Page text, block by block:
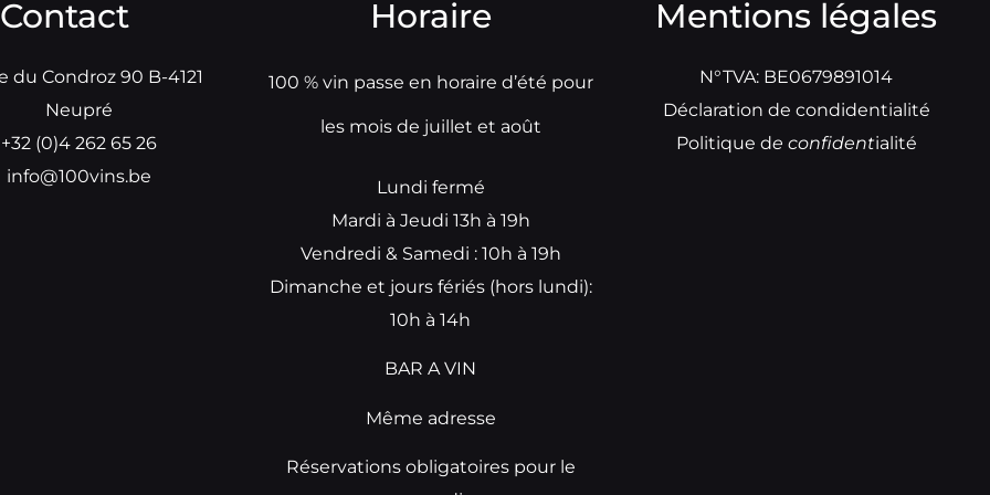
Contact
du Condroz 90 B-4121
Neupré
+32 (0)4 262 65 26
info@100vins.be
Horaire
100 % vin passe en horaire d’été pour
les mois de juillet et août
Lundi fermé
Mardi à Jeudi 13h à 19h
Vendredi & Samedi : 10h à 19h
Dimanche et jours fériés (hors lundi):
10h à 14h
BAR A VIN
Même adresse
Réservations obligatoires pour le
Mentions légales
N°TVA: BE0679891014
Déclaration de condidentialité
Politique de confidentialité